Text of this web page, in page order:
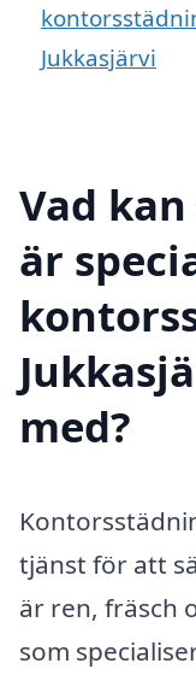
Jukkasjärvi
Vad
är
med?
tjänst för att
är ren, fräsch
som